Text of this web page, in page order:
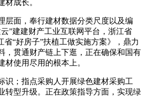
材成长。
面，奉行建材数据分类尺度以及编
”建建财产工业互联网平台，浙江省
省“好房子”扶植工做实施方案》，鼎力
，贯通财产链上下逛，正在确保和国有
材使用尽用的根本上。
；指点采购人开展绿色建材采购工
转型升级。正在政策指导方面，实现绿